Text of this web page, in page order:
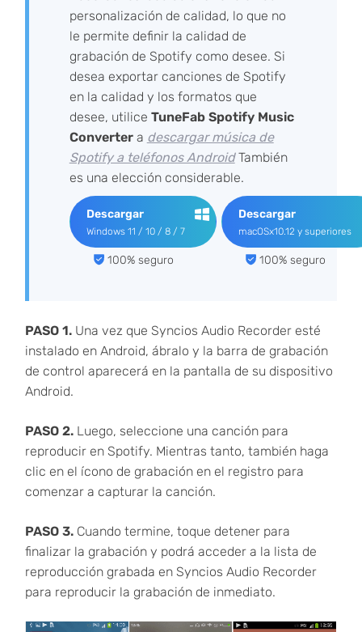
personalización de calidad, lo que no
le permite definir la calidad de
grabación de Spotify como desee. Si
desea exportar canciones de Spotify
en la calidad y los formatos que
desee, utilice TuneFab Spotify Music
Convertera descargar música de
Spotify a teléfonos AndroidTambién
es una elección considerable.
Descargar
Windows 11 / 10 / 8 / 7
100% seguro
Descargar
macOSx10.12 y superiores
100% seguro
PASO 1.Una vez que Syncios Audio Recorder esté
instalado en Android, ábralo y la barra de grabación
de control aparecerá en la pantalla de su dispositivo
Android.
PASO 2.Luego, seleccione una canción para
reproducir en Spotify. Mientras tanto, también haga
clic en el ícono de grabación en el registro para
comenzar a capturar la canción.
PASO 3.Cuando termine, toque detener para
finalizar la grabación y podrá acceder a la lista de
reproducción grabada en Syncios Audio Recorder
para reproducir la grabación de inmediato.